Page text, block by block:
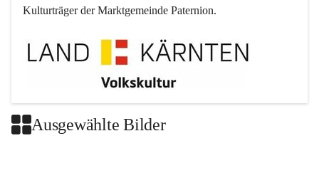
Kulturträger der Marktgemeinde Paternion.
Ausgewählte Bilder